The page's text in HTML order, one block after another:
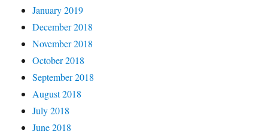
January 2019
December 2018
November 2018
October 2018
September 2018
August 2018
July 2018
June 2018